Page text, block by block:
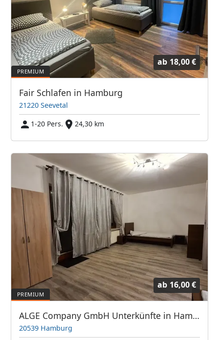
ab 18,00 €
Fair Schlafen in Hamburg
21220 Seevetal
1-20 Pers.
24,30 km
ab 16,00 €
ALGE Company GmbH Unterkünfte in Hamburg, Buxtehude, Stade, Lübeck
20539 Hamburg